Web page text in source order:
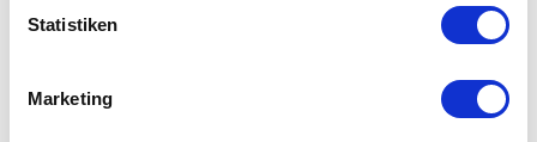
Statistiken
Marketing